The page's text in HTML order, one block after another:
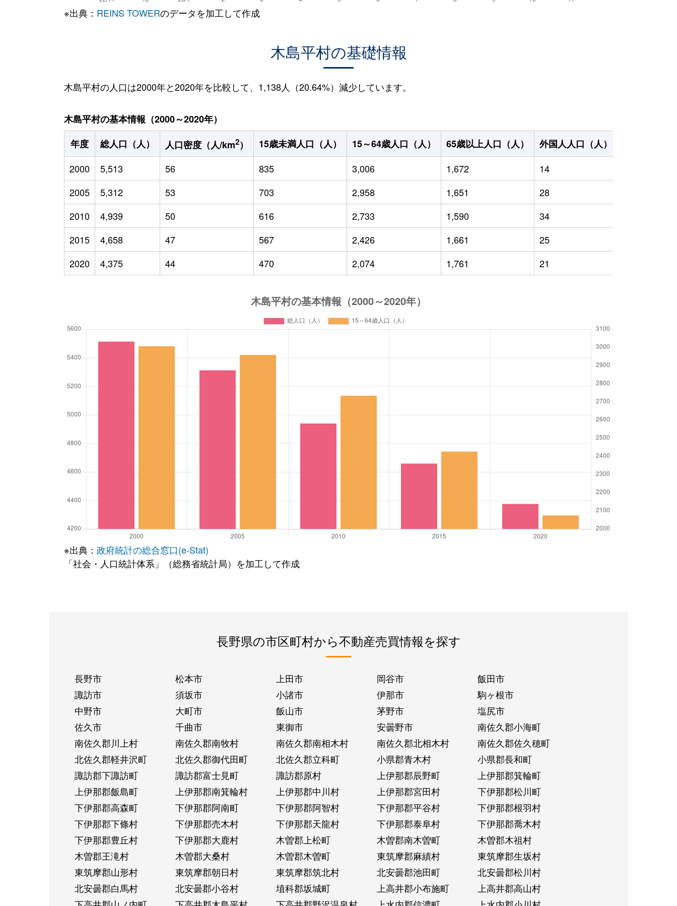
※出典： REINS TOWERのデータを加工して作成
木島平村の基礎情報
木島平村の人口は2000年と2020年を比較して、1,138人（20.64%）減少しています。
木島平村の基本情報（2000～2020年）
年度
総人口（人） 人口密度（人/km2） 15歳未満人口（人） 15～64歳人口（人） 65歳以上人口（人） 外国人人口（人）
2000
5,513 56 835 3,006 1,672 14
2005
5,312 53 703 2,958 1,651 28
2010
4,939 50 616 2,733 1,590 34
2015
4,658 47 567 2,426 1,661 25
2020
4,375 44 470 2,074 1,761 21
※出典： 政府統計の総合窓口(e-Stat)
「社会・人口統計体系」（総務省統計局）を加工して作成
長野県の市区町村から不動産売買情報を探す
長野市 松本市 上田市 岡谷市
飯田市
諏訪市
須坂市 小諸市 伊那市
駒ヶ根市
中野市
大町市 飯山市 茅野市
塩尻市
佐久市
千曲市 東御市 安曇野市
南佐久郡小海町
南佐久郡川上村
南佐久郡南牧村 南佐久郡南相木村 南佐久郡北相木村
南佐久郡佐久穂町
北佐久郡軽井沢町
北佐久郡御代田町 北佐久郡立科町 小県郡青木村
小県郡長和町
諏訪郡下諏訪町
諏訪郡富士見町 諏訪郡原村 上伊那郡辰野町
上伊那郡箕輪町
上伊那郡飯島町
上伊那郡南箕輪村 上伊那郡中川村 上伊那郡宮田村
下伊那郡松川町
下伊那郡高森町
下伊那郡阿南町 下伊那郡阿智村 下伊那郡平谷村
下伊那郡根羽村
下伊那郡下條村
下伊那郡売木村 下伊那郡天龍村 下伊那郡泰阜村
下伊那郡喬木村
下伊那郡豊丘村
下伊那郡大鹿村 木曽郡上松町 木曽郡南木曽町
木曽郡木祖村
木曽郡王滝村
木曽郡大桑村 木曽郡木曽町 東筑摩郡麻績村
東筑摩郡生坂村
東筑摩郡山形村
東筑摩郡朝日村 東筑摩郡筑北村 北安曇郡池田町
北安曇郡松川村
北安曇郡白馬村
北安曇郡小谷村 埴科郡坂城町 上高井郡小布施町
上高井郡高山村